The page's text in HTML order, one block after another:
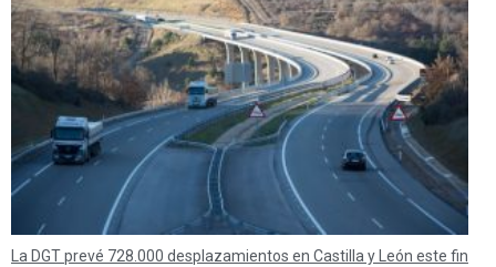
La DGT prevé 728.000 desplazamientos en Castilla y León este fin